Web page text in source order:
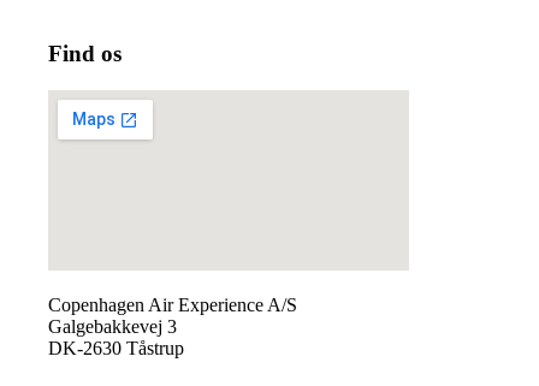
Find os
Copenhagen Air Experience A/S
Galgebakkevej 3
DK-2630 Tåstrup